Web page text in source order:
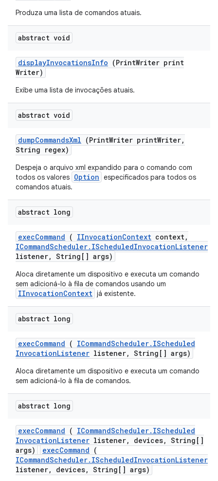
Produza uma lista de comandos atuais.
abstract void
displayInvocationsInfo (PrintWriter print
Writer)
Exibe uma lista de invocações atuais.
abstract void
dumpCommandsXml (PrintWriter printWriter,
String regex)
Despeja o arquivo xml expandido para o comando com
todos os valores Option especificados para todos os
comandos atuais.
abstract long
execCommand ( IInvocationContext context,
ICommandScheduler. IScheduledInvocationListener
listener, String[] args)
Aloca diretamente um dispositivo e executa um comando
sem adicioná-lo à fila de comandos usando um
IInvocationContext já existente.
abstract long
execCommand ( ICommandScheduler. IScheduled
InvocationListener listener, String[] args)
Aloca diretamente um dispositivo e executa um comando
sem adicioná-lo à fila de comandos.
abstract long
execCommand ( ICommandScheduler. IScheduled
InvocationListener listener, devices, String[]
args)
execCommand (
ICommandScheduler.IScheduledInvocationListener
listener, devices, String[] args)